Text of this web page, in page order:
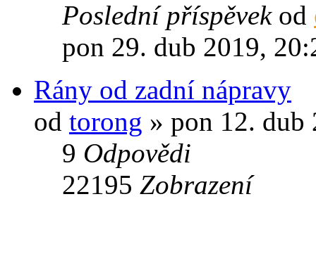
Poslední příspěvek od
pon 29. dub 2019,
Rány od zadní nápravy
od torong » pon 12. dub
9 Odpovědi
22195 Zobrazení